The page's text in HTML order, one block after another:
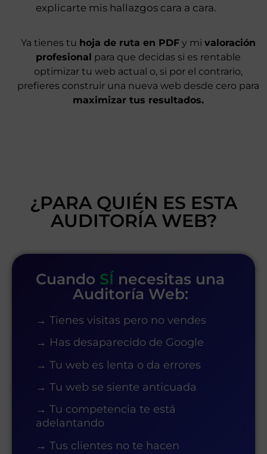
explicarte mis hallazgos cara a cara.
Ya tienes tu hoja de ruta en PDFy mi valoración
profesional para que decidas si es rentable
optimizar tu web actual o, si por el contrario,
prefieres construir una nueva web desde cero para
maximizar tus resultados.
¿PARA QUIÉN ES ESTA
AUDITORÍA WEB?
Cuando SÍ necesitas una
Auditoría Web:
→ Tienes visitas pero no vendes
→ Has desaparecido de Google
→ Tu web es lenta o da errores
→ Tu web se siente anticuada
→ Tu competencia te está
adelantando
→ Tus clientes no te hacen